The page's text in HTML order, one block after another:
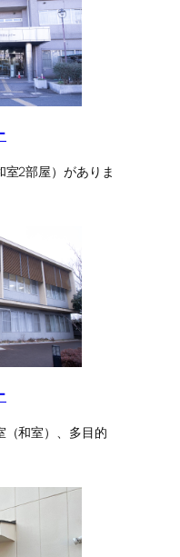
2部屋）がありま
（和室）、多目的